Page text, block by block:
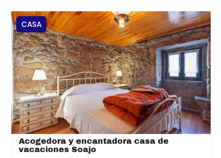
CASA
Acogedora y encantadora casa de
vacaciones Soajo